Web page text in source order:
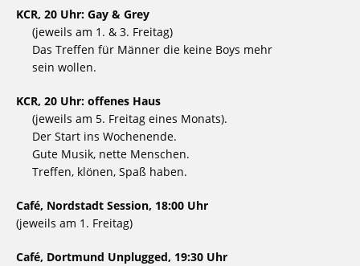
KCR, 20 Uhr: Gay & Grey
(jeweils am 1. & 3. Freitag)
Das Treffen für Männer die keine Boys mehr
sein wollen.
KCR, 20 Uhr: offenes Haus
(jeweils am 5. Freitag eines Monats).
Der Start ins Wochenende.
Gute Musik, nette Menschen.
Treffen, klönen, Spaß haben.
Café, Nordstadt Session, 18:00 Uhr
(jeweils am 1. Freitag)
Café, Dortmund Unplugged, 19:30 Uhr